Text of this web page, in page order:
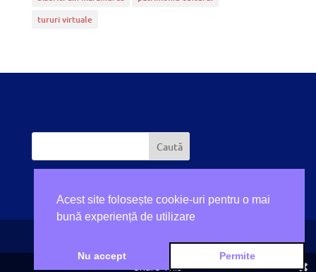
tururi virtuale
Realizat deShare This
Acest site folosește cookie-uri pentru o mai
bună experiență de utilizare
Nu accept Permite